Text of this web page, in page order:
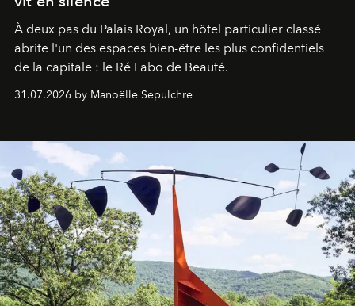
À deux pas du Palais Royal, un hôtel particulier classé
abrite l'un des espaces bien-être les plus confidentiels
de la capitale : le Ré Labo de Beauté.
31.07.2026 by Manoëlle Sepulchre